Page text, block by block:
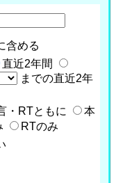
含める
直近2年間
までの直近2年
・RTともに
本
RTのみ